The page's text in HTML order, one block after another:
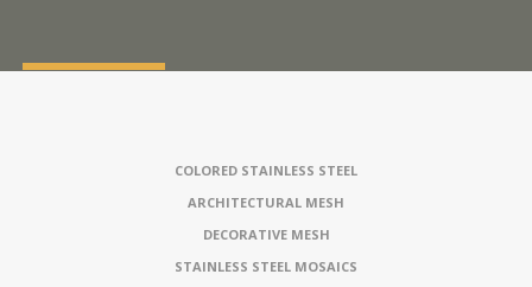
COLORED STAINLESS STEEL
ARCHITECTURAL MESH
DECORATIVE MESH
STAINLESS STEEL MOSAICS